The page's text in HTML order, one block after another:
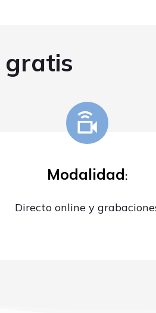
gratis
Modalidad:
Directo online y